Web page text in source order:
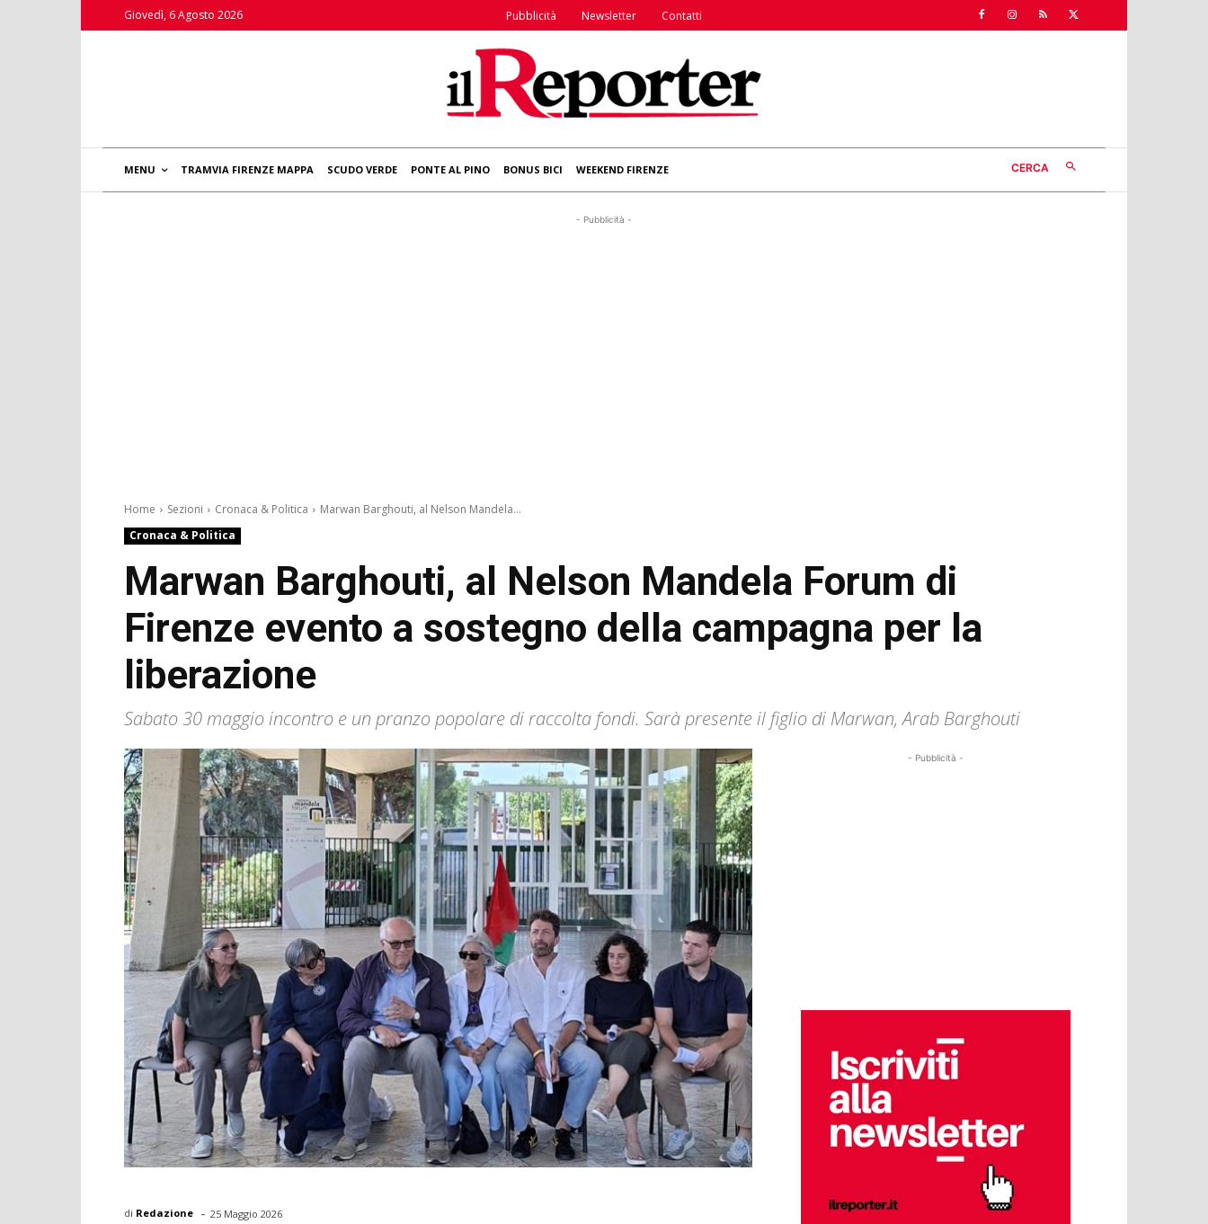
Giovedì, 6 Agosto 2026 Pubblicità Newsletter Contatti
MENU TRAMVIA FIRENZE MAPPA SCUDO VERDE PONTE AL PINO BONUS BICI WEEKEND FIRENZE CERCA
- Pubblicità -
Home Sezioni Cronaca & Politica
Marwan Barghouti, al Nelson Mandela...
Cronaca & Politica
Marwan Barghouti, al Nelson Mandela Forum di
Firenze evento a sostegno della campagna per la
liberazione
Sabato 30 maggio incontro e un pranzo popolare di raccolta fondi. Sarà presente il figlio di Marwan, Arab Barghouti
di Redazione - 25 Maggio 2026
- Pubblicità -